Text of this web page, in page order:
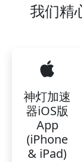
我们精
神灯加速
器iOS版
App
(iPhone
& iPad)